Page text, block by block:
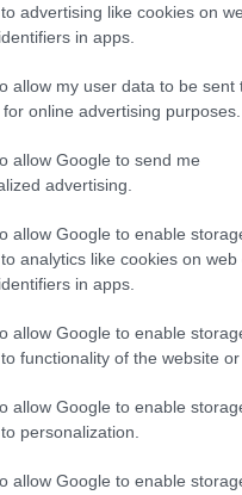
advertising like cookies on
in apps.
allow my user data to be sent
online advertising purposes.
allow Google to send me
advertising.
allow Google to enable
analytics like cookies on web
in apps.
allow Google to enable
functionality of the website or
allow Google to enable
personalization.
allow Google to enable
Paolo Pinna
Martina Agostina Diturco
I nostri cari
I nostri cari
I nostri cari